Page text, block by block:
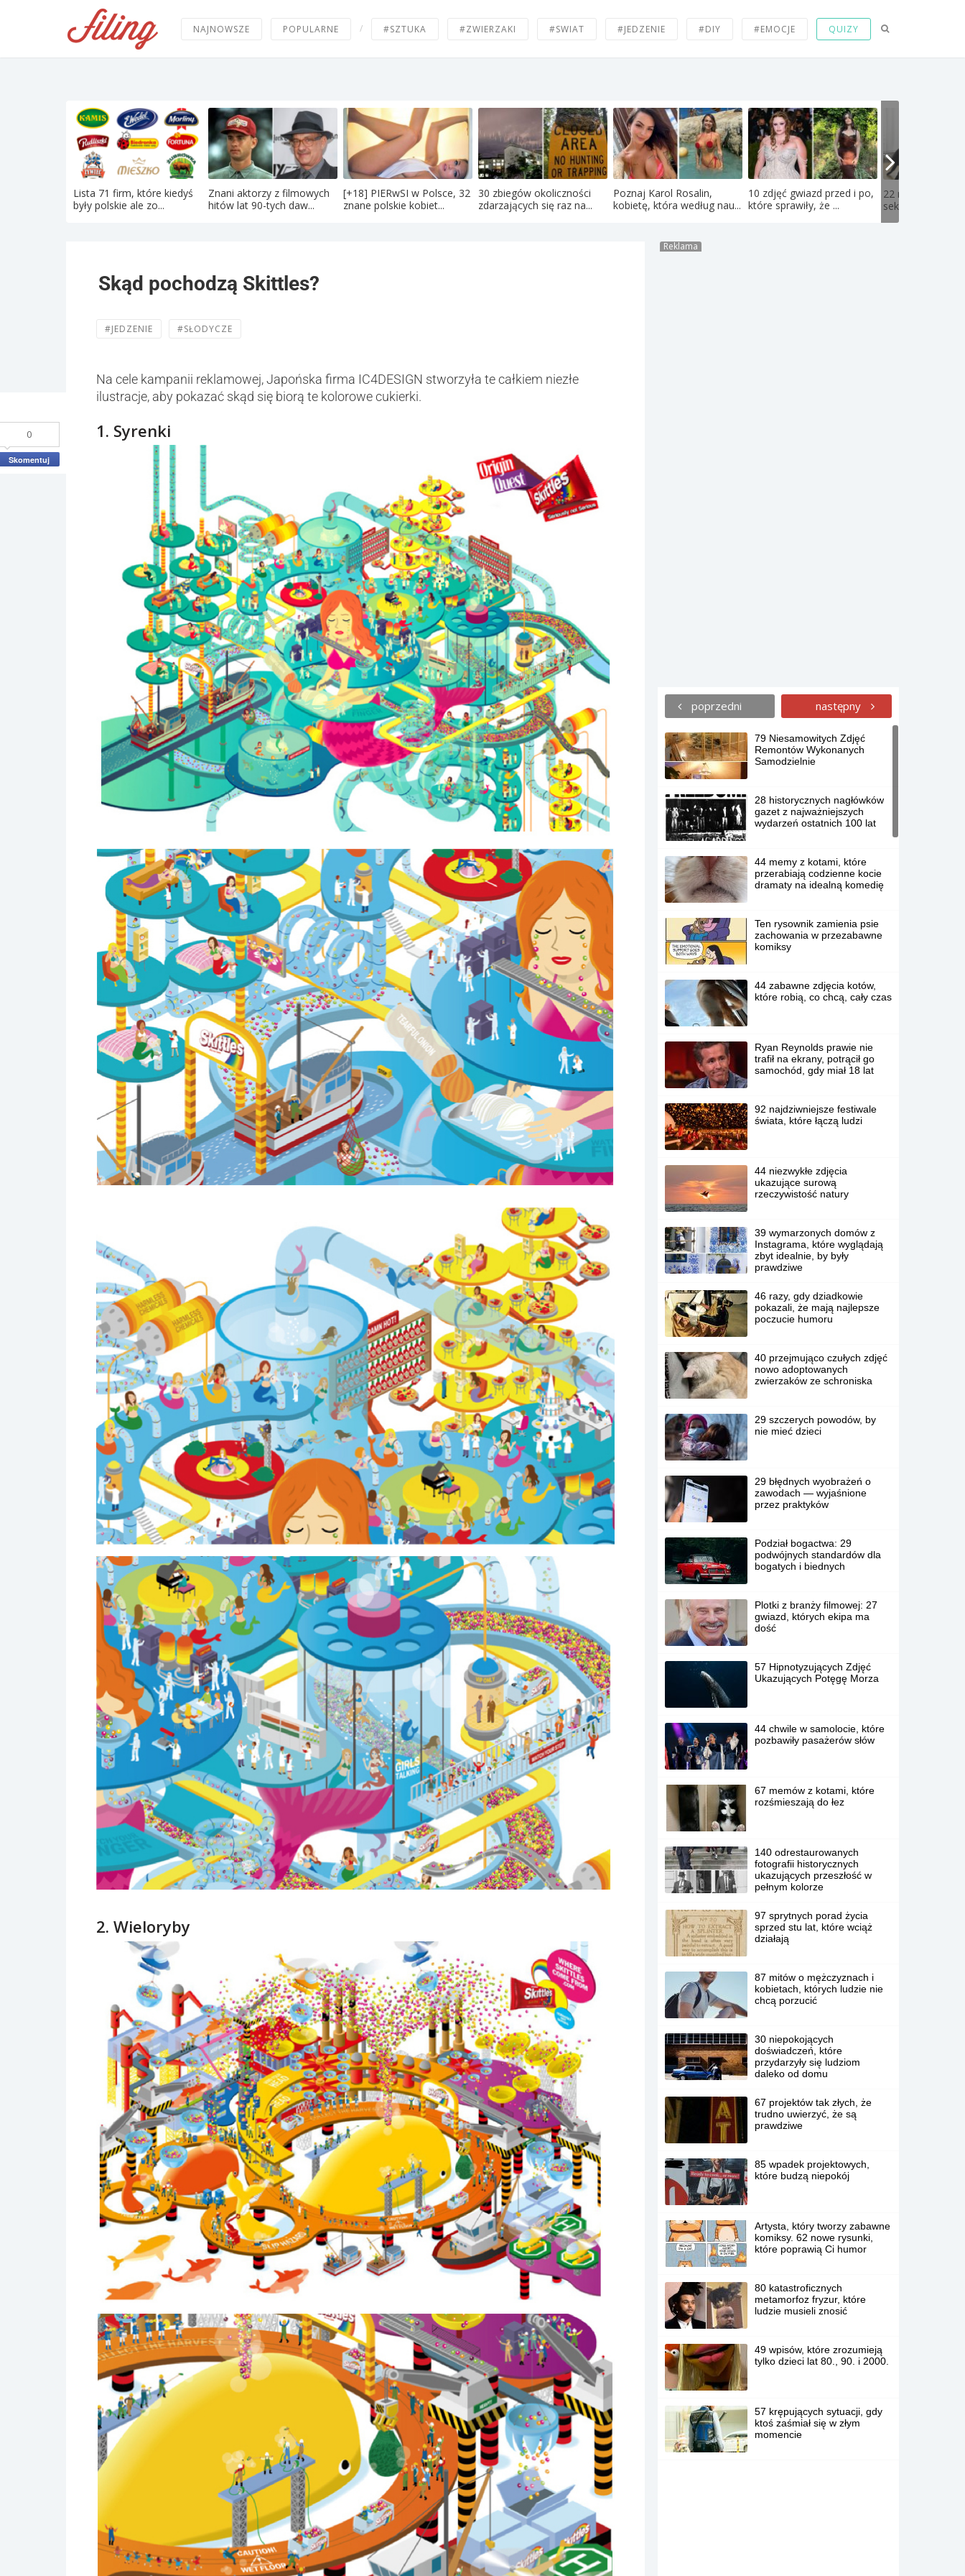
NAJNOWSZE POPULARNE / #SZTUKA #ZWIERZAKI #SWIAT #JEDZENIE #DIY #EMOCJE QUIZY
Lista 71 firm, które kiedyś
były polskie ale zo...
Znani aktorzy z filmowych
hitów lat 90-tych daw...
[+18] PIERwSI w Polsce, 32
znane polskie kobiet...
30 zbiegów okoliczności
zdarzających się raz na...
Poznaj Karol Rosalin,
kobietę, która według nau...
10 zdjęć gwiazd przed i po,
które sprawiły, że ...
22 najdziwniejsze
seksualne
Skąd pochodzą Skittles?
#JEDZENIE #SŁODYCZE
0
Skomentuj
Na cele kampanii reklamowej, Japońska firma IC4DESIGN stworzyła te całkiem niezłe
ilustracje, aby pokazać skąd się biorą te kolorowe cukierki.
1. Syrenki
2. Wieloryby
Reklama
poprzedni następny
79 Niesamowitych Zdjęć
Remontów Wykonanych
Samodzielnie
28 historycznych nagłówków
gazet z najważniejszych
wydarzeń ostatnich 100 lat
44 memy z kotami, które
przerabiają codzienne kocie
dramaty na idealną komedię
Ten rysownik zamienia psie
zachowania w przezabawne
komiksy
44 zabawne zdjęcia kotów,
które robią, co chcą, cały czas
Ryan Reynolds prawie nie
trafił na ekrany, potrącił go
samochód, gdy miał 18 lat
92 najdziwniejsze festiwale
świata, które łączą ludzi
44 niezwykłe zdjęcia
ukazujące surową
rzeczywistość natury
39 wymarzonych domów z
Instagrama, które wyglądają
zbyt idealnie, by były
prawdziwe
46 razy, gdy dziadkowie
pokazali, że mają najlepsze
poczucie humoru
40 przejmująco czułych zdjęć
nowo adoptowanych
zwierzaków ze schroniska
29 szczerych powodów, by
nie mieć dzieci
29 błędnych wyobrażeń o
zawodach — wyjaśnione
przez praktyków
Podział bogactwa: 29
podwójnych standardów dla
bogatych i biednych
Plotki z branży filmowej: 27
gwiazd, których ekipa ma
dość
57 Hipnotyzujących Zdjęć
Ukazujących Potęgę Morza
44 chwile w samolocie, które
pozbawiły pasażerów słów
67 memów z kotami, które
rozśmieszają do łez
140 odrestaurowanych
fotografii historycznych
ukazujących przeszłość w
pełnym kolorze
97 sprytnych porad życia
sprzed stu lat, które wciąż
działają
87 mitów o mężczyznach i
kobietach, których ludzie nie
chcą porzucić
30 niepokojących
doświadczeń, które
przydarzyły się ludziom
daleko od domu
67 projektów tak złych, że
trudno uwierzyć, że są
prawdziwe
85 wpadek projektowych,
które budzą niepokój
Artysta, który tworzy zabawne
komiksy. 62 nowe rysunki,
które poprawią Ci humor
80 katastroficznych
metamorfoz fryzur, które
ludzie musieli znosić
49 wpisów, które zrozumieją
tylko dzieci lat 80., 90. i 2000.
57 krępujących sytuacji, gdy
ktoś zaśmiał się w złym
momencie